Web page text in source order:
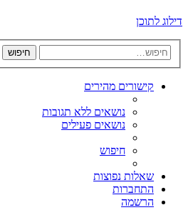
דילוג לתוכן
חיפוש
קישורים מהירים
נושאים ללא תגובות
נושאים פעילים
חיפוש
שאלות נפוצות
התחברות
הרשמה